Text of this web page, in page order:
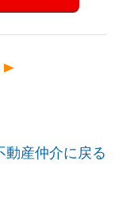
動産仲介に戻る